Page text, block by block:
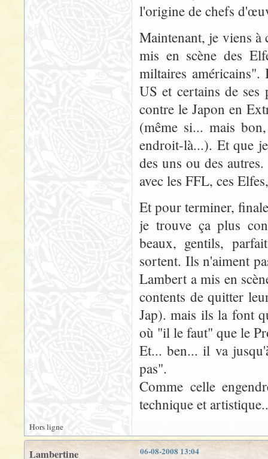
l'origine de chefs
Maintenant, je viens
mis en scène des
miltaires américains".
US et certains de ses
contre le Japon en
(même si... mais
endroit-là...). Et que
des uns ou des
avec les FFL, ces
Et pour terminer,
je trouve ça plus
beaux, gentils,
sortent. Ils n'aiment
Lambert a mis en
contents de quitter
Jap). mais ils la font
où "il le faut" que le
Et... ben... il va
pas".
Comme celle
technique et
Hors ligne
06-08-2008 13:04
Lambertine